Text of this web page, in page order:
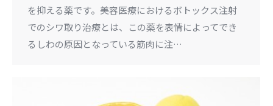
を抑える薬です。美容医療におけるボトックス注射
でのシワ取り治療とは、この薬を表情によってでき
るしわの原因となっている筋肉に注…